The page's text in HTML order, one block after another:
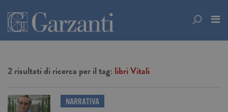
2 risultati di ricerca per il tag: libri Vitali
NARRATIVA